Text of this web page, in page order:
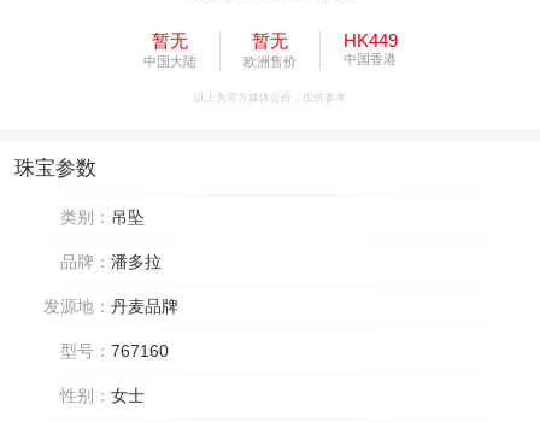
暂无
中国大陆
暂无
欧洲售价
HK449
中国香港
以上为官方媒体公价，仅供参考
珠宝参数
类别： 吊坠
品牌： 潘多拉
发源地： 丹麦品牌
型号： 767160
性别： 女士